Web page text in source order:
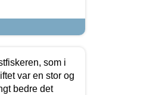
som i
var en stor og
bedre det